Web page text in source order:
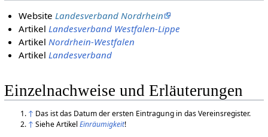
Website Landesverband Nordrhein
Artikel Landesverband Westfalen-Lippe
Artikel Nordrhein-Westfalen
Artikel Landesverband
Einzelnachweise und Erläuterungen
↑ Das ist das Datum der ersten Eintragung in das Vereinsregister.
↑ Siehe ArtikelEinräumigkeit!